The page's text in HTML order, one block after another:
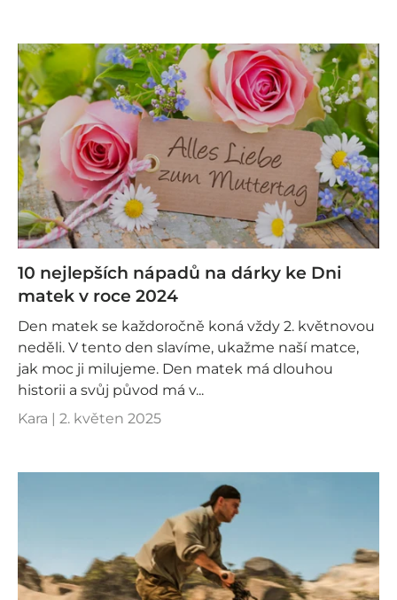
10 nejlepších nápadů na dárky ke Dni
matek v roce 2024
Den matek se každoročně koná vždy 2. květnovou
neděli. V tento den slavíme, ukažme naší matce,
jak moc ji milujeme. Den matek má dlouhou
historii a svůj původ má v...
Kara | 2. květen 2025